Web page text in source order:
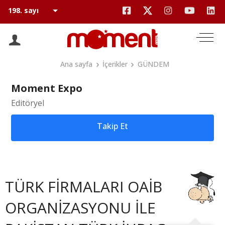
Ana sayfa İçerikler GÜNDEM
Moment Expo
Editöryel
Takip Et
TÜRK FİRMALARI OAİB
ORGANİZASYONU İLE